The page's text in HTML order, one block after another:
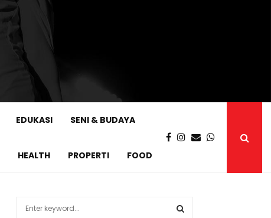
EDUKASI SENI & BUDAYA
HEALTH PROPERTI FOOD